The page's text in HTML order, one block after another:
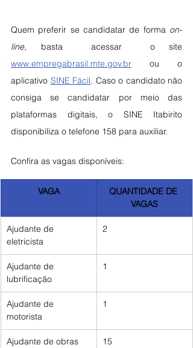
Quem preferir se candidatar de forma on-
line
www.empregabrasil.mte.gov.br ou o
aplicativo SINE Fácil. Caso o candidato não
consiga se candidatar por meio das
plataformas digitais, o SINE Itabirito
disponibiliza o telefone 158 para auxiliar.
Confira as vagas disponíveis:
VAGA
QUANTIDADE DE
VAGAS
Ajudante de
eletricista
2
Ajudante de
lubrificação
1
Ajudante de
motorista
1
Ajudante de obras 15